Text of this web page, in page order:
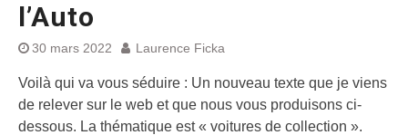
l’Auto
30 mars 2022 Laurence Ficka
Voilà qui va vous séduire : Un nouveau texte que je viens
de relever sur le web et que nous vous produisons ci-
dessous. La thématique est « voitures de collection ».